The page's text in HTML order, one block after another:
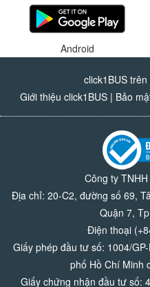
Android
click1BUS
Giới thiệu click1BUS| Bảo
Công ty
Địa chỉ: 20-C2, đường số 69,
Quận 7,
Điện thoại
Giấy phép đầu tư số: 1004/
phố Hồ Chí Minh
Giấy chứng nhận đầu tư số: